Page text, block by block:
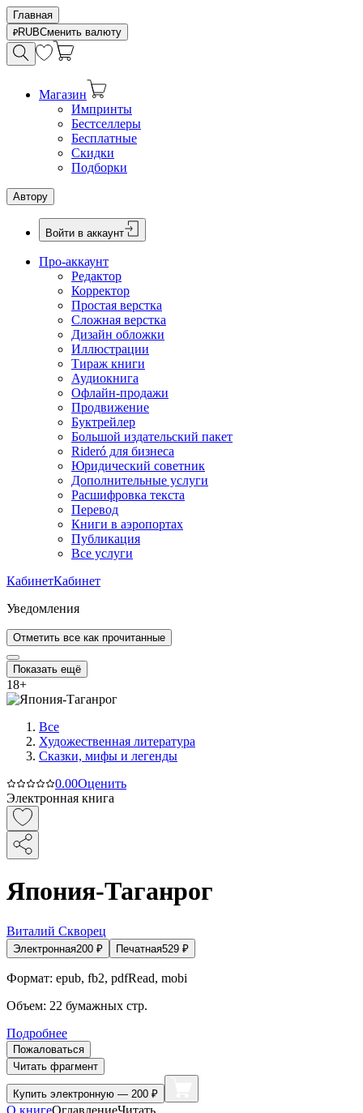
Главная
RUBСменить валюту
Магазин
Импринты
Бестселлеры
Бесплатные
Скидки
Подборки
Автору
Войти в аккаунт
Про-аккаунт
Редактор
Корректор
Простая верстка
Сложная верстка
Дизайн обложки
Иллюстрации
Тираж книги
Аудиокнига
Офлайн-продажи
Продвижение
Буктрейлер
Большой издательский пакет
Rideró для бизнеса
Юридический советник
Дополнительные услуги
Расшифровка текста
Перевод
Книги в аэропортах
Публикация
Все услуги
КабинетКабинет
Уведомления
Отметить все как прочитанные
Показать ещё
18+
Все
Художественная литература
Сказки, мифы и легенды
0.00Оценить
Электронная книга
Япония-Таганрог
Виталий Скворец
Электронная200 ₽ Печатная529 ₽
Формат: epub, fb2, pdfRead, mobi
Объем: 22 бумажных стр.
Подробнее
Пожаловаться
Читать фрагмент
Купить электронную — 200 ₽
О книгеОглавлениеЧитать